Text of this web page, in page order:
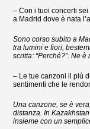
– Con i tuoi concerti
a Madrid dove è nata
Sono corso subito a
tra lumini e fiori,
scritta: “Perché?”. Ne
– Le tue canzoni il più
sentimenti che le
Una canzone, se è
distanza. In
insieme con un